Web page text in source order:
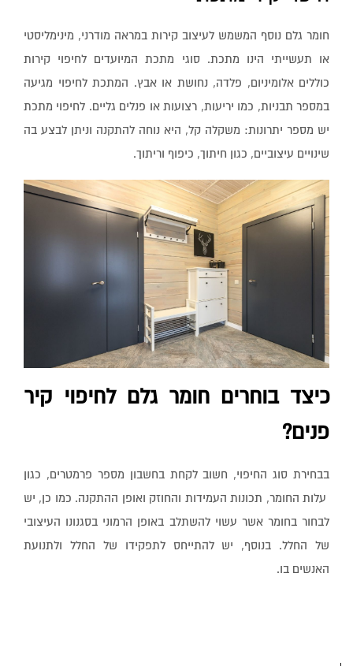
חומר גלם נוסף המשמש לעיצוב קירות במראה מודרני, מינימליסטי
או תעשייתי הינו מתכת. סוגי מתכת המיועדים לחיפוי קירות
כוללים אלומיניום, פלדה, נחושת או אבץ. המתכת לחיפוי מגיעה
במספר תבניות, כמו יריעות, רצועות או פנלים גליים. לחיפוי מתכת
יש מספר יתרונות: משקלה קל, היא נוחה להתקנה וניתן לבצע בה
שינויים עיצוביים, כגון חיתוך, כיפוף וריתוך.
כיצד בוחרים חומר גלם לחיפוי קיר
פנים?
בבחירת סוג החיפוי, חשוב לקחת בחשבון מספר פרמטרים, כגון
עלות החומר, תכונות העמידות והחוזק ואופן ההתקנה. כמו כן, יש
לבחור בחומר אשר עשוי להשתלב באופן הרמוני בסגנונו העיצובי
של החלל. בנוסף, יש להתייחס לתפקידו של החלל ולתנועת
האנשים בו.